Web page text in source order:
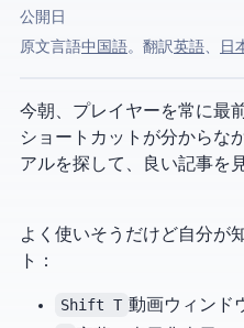
公開日
原文言語:中国語。 AI翻訳:英語、 日
今朝、プレイヤーを常に最
ショートカットが分からなか
アルを探して、良い記事を
よく使いそうだけど自分が
ト：
Shift T 動画ウィンド